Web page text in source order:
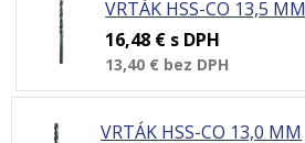
VRTÁK HSS-CO 13,5 MM
16,48 € s DPH
13,40 € bez DPH
VRTÁK HSS-CO 13,0 MM